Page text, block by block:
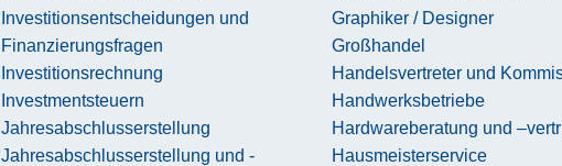
Investitionsentscheidungen und
Finanzierungsfragen
Investitionsrechnung
Investmentsteuern
Jahresabschlusserstellung
Jahresabschlusserstellung und -
Graphiker / Designer
Großhandel
Handelsvertreter und
Handwerksbetriebe
Hardwareberatung und
Hausmeisterservice